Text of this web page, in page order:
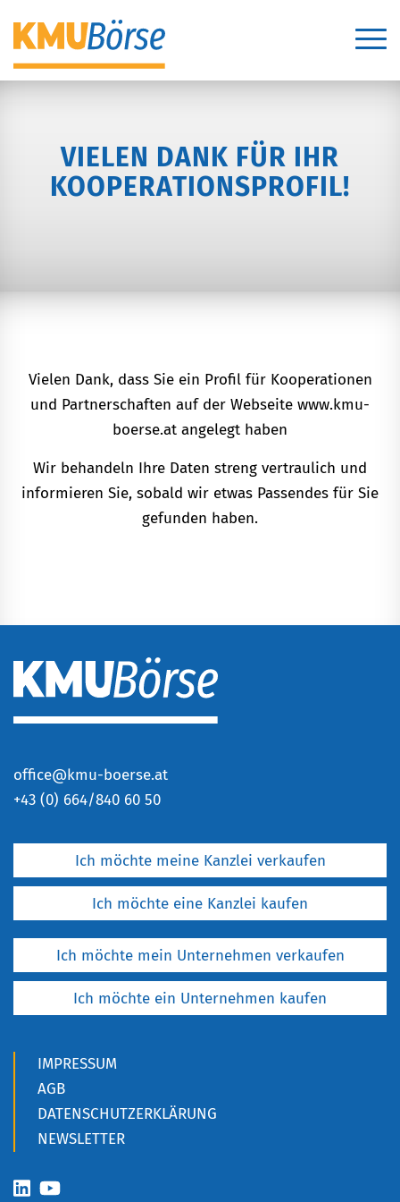
VIELEN DANK FÜR IHR
KOOPERATIONSPROFIL!
Vielen Dank, dass Sie ein Profil für Kooperationen
und Partnerschaften auf der Webseite www.kmu-
boerse.at angelegt haben
Wir behandeln Ihre Daten streng vertraulich und
informieren Sie, sobald wir etwas Passendes für Sie
gefunden haben.
office@kmu-boerse.at
+43 (0) 664/840 60 50
Ich möchte meine Kanzlei verkaufen
Ich möchte eine Kanzlei kaufen
Ich möchte mein Unternehmen verkaufen
Ich möchte ein Unternehmen kaufen
IMPRESSUM
AGB
DATENSCHUTZERKLÄRUNG
NEWSLETTER